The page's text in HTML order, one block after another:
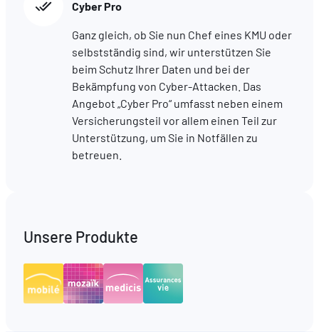
Cyber Pro
Ganz gleich, ob Sie nun Chef eines KMU oder
selbstständig sind, wir unterstützen Sie
beim Schutz Ihrer Daten und bei der
Bekämpfung von Cyber-Attacken. Das
Angebot „Cyber Pro“ umfasst neben einem
Versicherungsteil vor allem einen Teil zur
Unterstützung, um Sie in Notfällen zu
betreuen.
Unsere Produkte